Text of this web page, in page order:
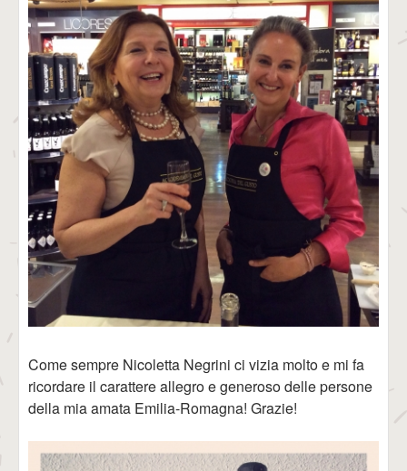
Come sempre Nicoletta Negrini ci vizia molto e mi fa
ricordare il carattere allegro e generoso delle persone
della mia amata Emilia-Romagna! Grazie!